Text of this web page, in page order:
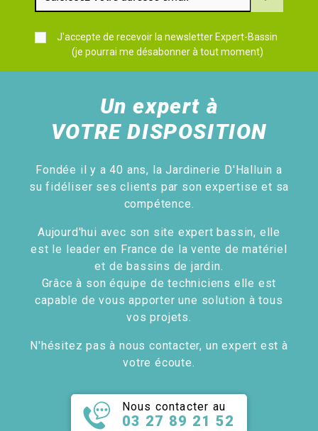
J'accepte de recevoir la newsletter Expert-Bassin
(je pourrai me désabonner à tout moment)
Un expert à
VOTRE DISPOSITION
Fondée il y a 40 ans, la Jardinerie D'Halluin a
su fidéliser ses clients par son expertise et sa
compétence.
Aujourd'hui avec son site expert bassin, elle
est le leader en France de la vente de matériel
et de bassins de jardin.
Grâce à son équipe de techniciens elle est
capable de vous apporter une solution à tous
vos projets.
N'hésitez pas à nous contacter, un expert est à
votre écoute.
Nous contacter au
03 27 89 21 52